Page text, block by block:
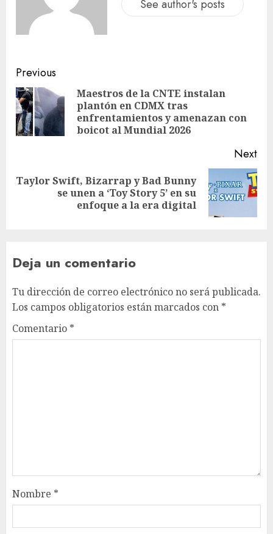
See author's posts
Previous
Maestros de la CNTE instalan
plantón en CDMX tras
enfrentamientos y amenazan con
boicot al Mundial 2026
Next
Taylor Swift, Bizarrap y Bad Bunny
se unen a ‘Toy Story 5’ en su
enfoque a la era digital
Deja un comentario
Tu dirección de correo electrónico no será publicada.
Los campos obligatorios están marcados con *
Comentario *
Nombre *